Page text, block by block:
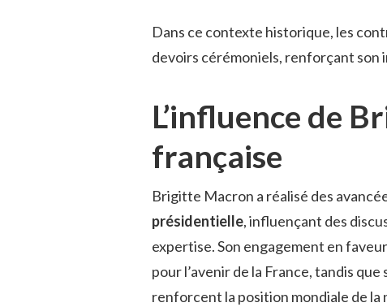
Dans ce contexte historique, les
devoirs cérémoniels, renforçant son
L’influence de
française
Brigitte Macron a réalisé des
présidentielle, influençant des
expertise. Son engagement en
pour l’avenir de la France, tandis
renforcent la position mondiale de la